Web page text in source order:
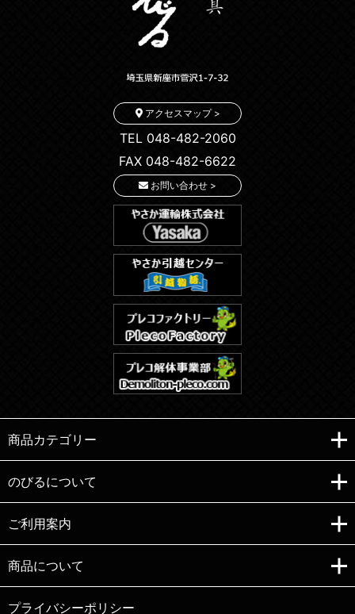
アクセスマップ >
TEL 048-482-2060
FAX 048-482-6622
お問い合わせ >
商品カテゴリー
のびるについて
ご利用案内
商品について
プライバシーポリシー
Copyright (C)e-nobiru All right reserved.